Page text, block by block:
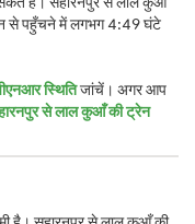
से पहुँचने में लगभग 4:49 घंटे
स्थितिजांचें। अगर आप
से लाल कुआँ की ट्रेन